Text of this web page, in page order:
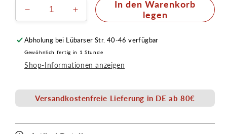
Verringere
die
Menge
für
Face
&amp;
Bodypainting
Farbe
25ml
Erhöhe
die
Menge
für
Face
&amp;
Bodypainting
Farbe
25ml
In den Warenkorb
legen
Abholung bei Lübarser Str. 40-46 verfügbar
Gewöhnlich fertig in 1 Stunde
Shop-Informationen anzeigen
Versandkostenfreie Lieferung in DE ab 80€